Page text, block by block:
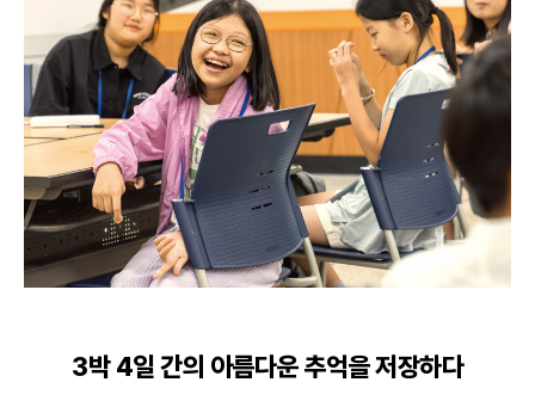
3박 4일 간의 아름다운 추억을 저장하다